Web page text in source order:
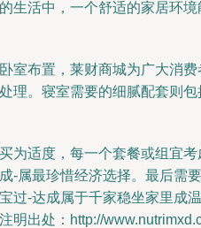
生活中，一个舒适的家居环
室布置，莱财商城为广大消
理。寝室需要的细腻配套则
为适度，每一个套餐或组宜
-属最珍惜经济选择。最后需
过-达成属于千家稳坐家里成
明出处：http://